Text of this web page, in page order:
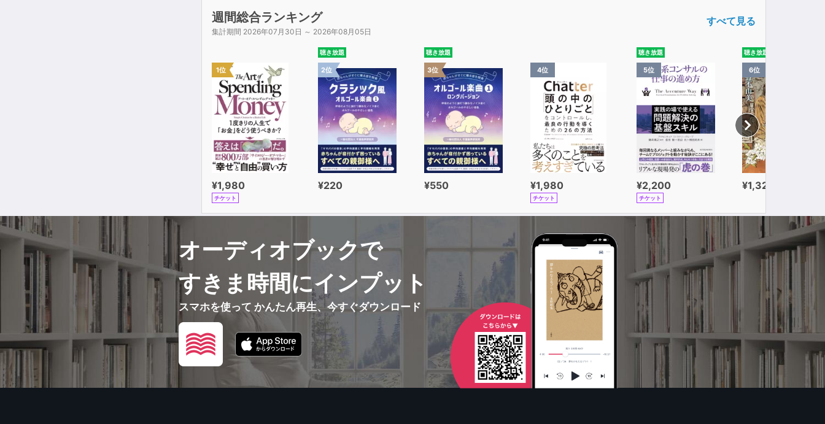
・レース直前の24時間で30分速くなれる
・レース前の食事はゴール時間から逆算
・ウォーミングアップはしない
・目標タイムのラップ表をトレースして走る
・ペーサーを追いかけてはいけない 他
週間総合ランキング
集計期間 2026年07月30日 ～ 2026年08月05日
すべて見る
1位
¥1,980
チケット
聴き放題
2位
¥220
聴き放題
3位
¥550
4位
¥1,980
チケット
聴き放題
5位
¥2,200
チケット
聴き放題
6位
¥1,320
オーディオブックで
すきま時間にインプット
スマホを使って かんたん再生、今すぐダウンロード